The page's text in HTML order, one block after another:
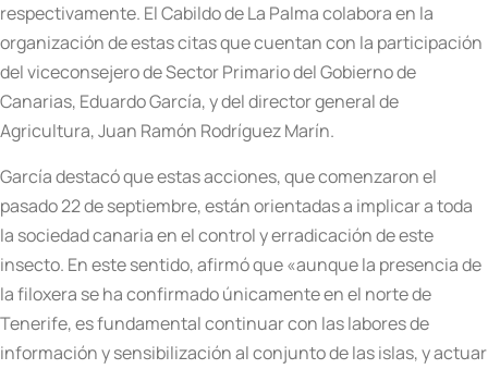
respectivamente. El Cabildo de La Palma colabora en la
organización de estas citas que cuentan con la participación
delviceconsejero de Sector Primario del Gobierno de
Canarias, Eduardo García, y del director general de
Agricultura, Juan Ramón Rodríguez Marín.
García destacó que estas acciones, que comenzaron el
pasado 22 de septiembre, están orientadas a implicar a toda
la sociedad canaria en el control y erradicación de este
insecto. En este sentido, afirmó que «aunque la presencia de
la filoxera se ha confirmado únicamente en el norte de
Tenerife, es fundamental continuar con las labores de
información y sensibilización al conjunto de las islas, y actuar